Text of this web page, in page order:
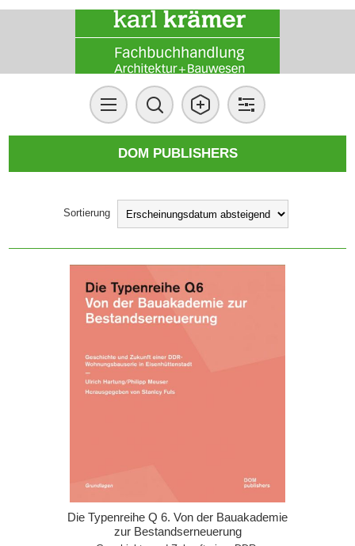
DOM PUBLISHERS
Sortierung
Die Typenreihe Q 6. Von der Bauakademie
zur Bestandserneuerung